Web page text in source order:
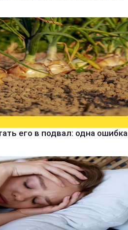
его в подвал: одна ошибка